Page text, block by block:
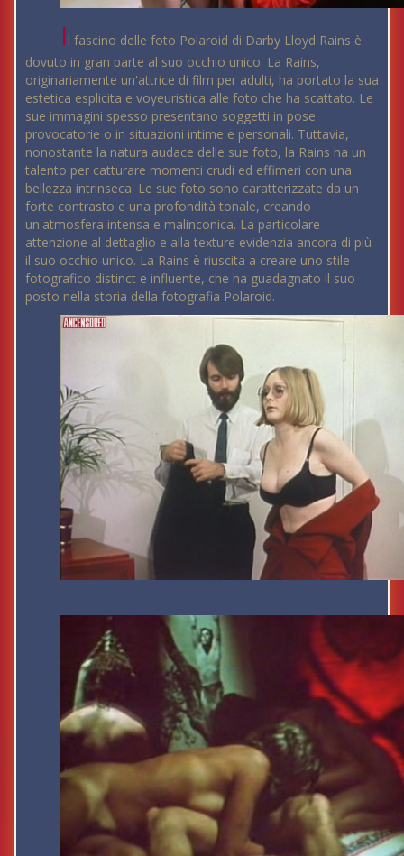
Il fascino delle foto Polaroid di Darby Lloyd Rains è
dovuto in gran parte al suo occhio unico. La Rains,
originariamente un'attrice di film per adulti, ha portato la sua
estetica esplicita e voyeuristica alle foto che ha scattato. Le
sue immagini spesso presentano soggetti in pose
provocatorie o in situazioni intime e personali. Tuttavia,
nonostante la natura audace delle sue foto, la Rains ha un
talento per catturare momenti crudi ed effimeri con una
bellezza intrinseca. Le sue foto sono caratterizzate da un
forte contrasto e una profondità tonale, creando
un'atmosfera intensa e malinconica. La particolare
attenzione al dettaglio e alla texture evidenzia ancora di più
il suo occhio unico. La Rains è riuscita a creare uno stile
fotografico distinct e influente, che ha guadagnato il suo
posto nella storia della fotografia Polaroid.